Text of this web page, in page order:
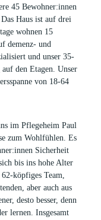
45 Bewohner:innen
Haus ist auf drei
wohnen 15
demenz- und
und unser 35-
den Etagen. Unser
von 18-64
im Pflegeheim Paul
zum Wohlfühlen. Es
Sicherheit
bis ins hohe Alter
köpfiges Team,
aber auch aus
desto besser, denn
lernen. Insgesamt